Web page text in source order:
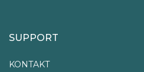
SUPPORT
KONTAKT